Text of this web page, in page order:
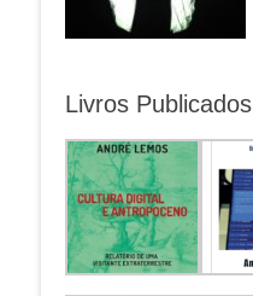
Livros Publicados